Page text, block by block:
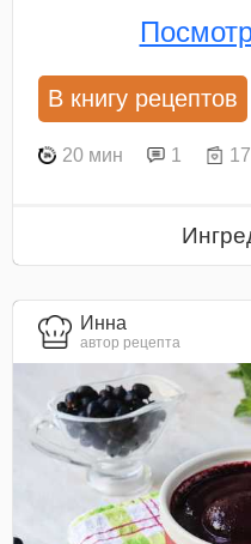
В книгу рецептов
20 мин 1 17
Инна
автор рецепта